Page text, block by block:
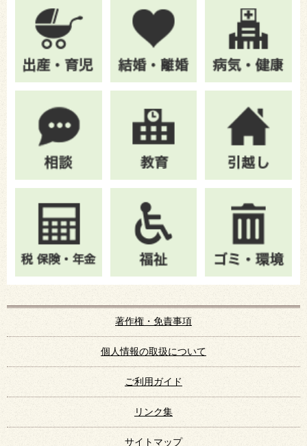
著作権・免責事項
個人情報の取扱について
ご利用ガイド
リンク集
サイトマップ